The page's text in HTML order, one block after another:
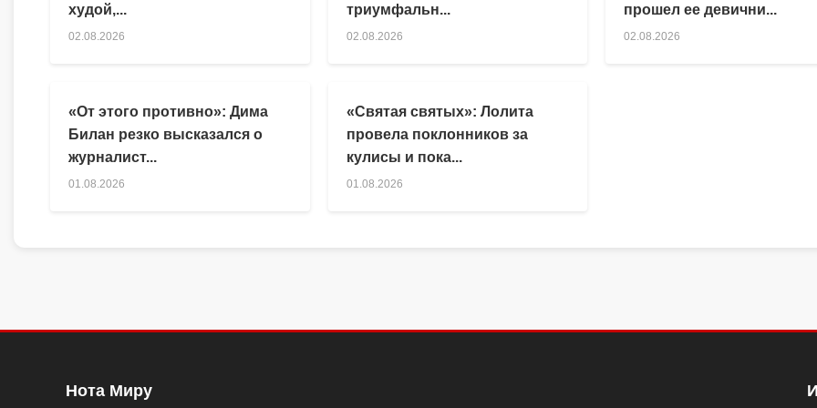
худой,...
02.08.2026
триумфальн...
02.08.2026
прошел ее девични...
02.08.2026
«От этого противно»: Дима
Билан резко высказался о
журналист...
01.08.2026
«Святая святых»: Лолита
провела поклонников за
кулисы и пока...
01.08.2026
Нота Миру